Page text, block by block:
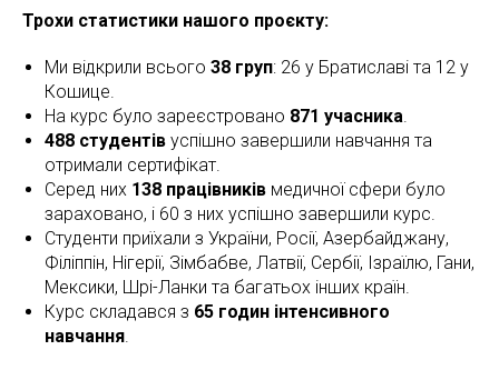
Трохи статистики нашого проєкту:
Ми відкрили всього 38 груп: 26 у Братиславі та 12 у
Кошице.
На курс було зареєстровано 871 учасника.
488 студентів успішно завершили навчання та
отримали сертифікат.
Серед них 138 працівників медичної сфери було
зараховано, і 60 з них успішно завершили курс.
Студенти приїхали з України, Росії, Азербайджану,
Філіппін, Нігерії, Зімбабве, Латвії, Сербії, Ізраїлю, Гани,
Мексики, Шрі-Ланки та багатьох інших країн.
Курс складався з 65 годин інтенсивного
навчання.